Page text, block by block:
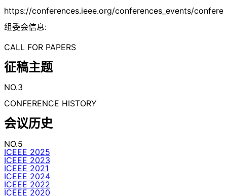
https://conferences.ieee.org/conferences_events/
组委会信息:
CALL FOR PAPERS
征稿主题
NO.3
CONFERENCE HISTORY
会议历史
NO.5
ICEEE 2025
ICEEE 2023
ICEEE 2021
ICEEE 2024
ICEEE 2022
ICEEE 2020